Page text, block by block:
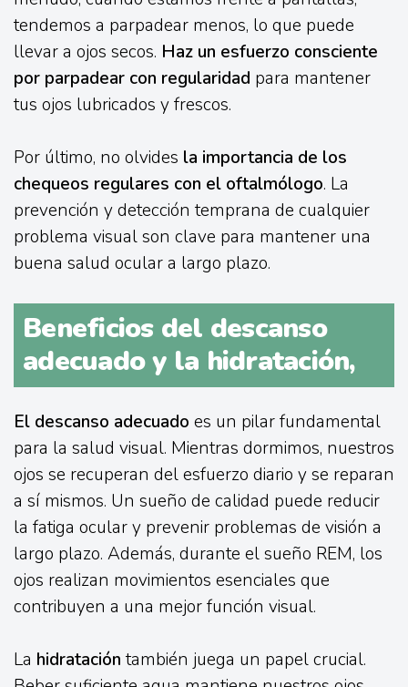
tendemos a parpadear menos, lo que puede
llevar a ojos secos. Haz un esfuerzo consciente
por parpadear con regularidad para mantener
tus ojos lubricados y frescos.
Por último, no olvides la importancia de los
chequeos regulares con el oftalmólogo. La
prevención y detección temprana de cualquier
problema visual son clave para mantener una
buena salud ocular a largo plazo.
Beneficios del descanso
adecuado y la hidratación,
El descanso adecuado es un pilar fundamental
para la salud visual. Mientras dormimos, nuestros
ojos se recuperan del esfuerzo diario y se reparan
a sí mismos. Un sueño de calidad puede reducir
la fatiga ocular y prevenir problemas de visión a
largo plazo. Además, durante el sueño REM, los
ojos realizan movimientos esenciales que
contribuyen a una mejor función visual.
La hidratación también juega un papel crucial.